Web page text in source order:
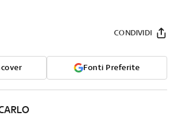
Fonti Preferite
CONDIVIDI